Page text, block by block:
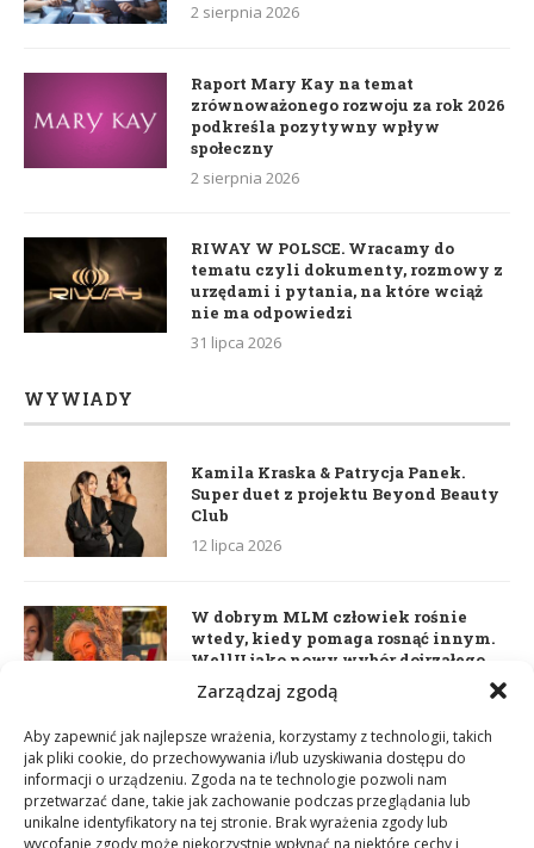
Zarządzaj zgodą
Aby zapewnić jak najlepsze wrażenia, korzystamy z technologii, takich
jak pliki cookie, do przechowywania i/lub uzyskiwania dostępu do
informacji o urządzeniu. Zgoda na te technologie pozwoli nam
przetwarzać dane, takie jak zachowanie podczas przeglądania lub
unikalne identyfikatory na tej stronie. Brak wyrażenia zgody lub
wycofanie zgody może niekorzystnie wpłynąć na niektóre cechy i
2 sierpnia 2026
Raport Mary Kay na temat
zrównoważonego rozwoju za rok 2026
podkreśla pozytywny wpływ
społeczny
2 sierpnia 2026
RIWAY W POLSCE. Wracamy do
tematu czyli dokumenty, rozmowy z
urzędami i pytania, na które wciąż
nie ma odpowiedzi
31 lipca 2026
WYWIADY
Kamila Kraska & Patrycja Panek.
Super duet z projektu Beyond Beauty
Club
12 lipca 2026
W dobrym MLM człowiek rośnie
wtedy, kiedy pomaga rosnąć innym.
WellU jako nowy wybór dojrzałego
lidera
Daria Dudzik. Kocham Cię
17 kwietnia 2026